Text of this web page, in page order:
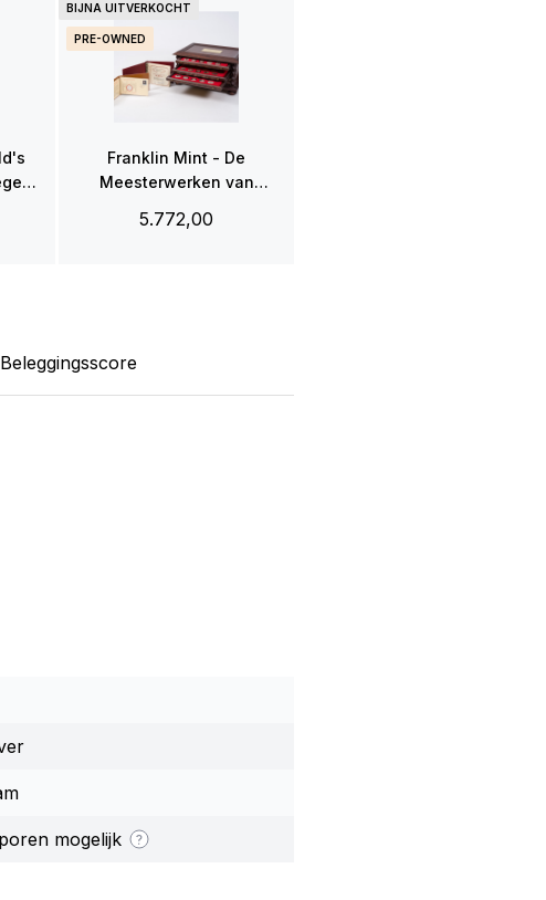
BIJNA UITVERKOCHT
PRE-OWNED
Franklin Mint - De
Meesterwerken van
5.772,00
Beleggingsscore
mogelijk